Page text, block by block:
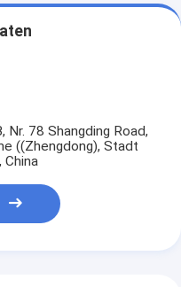
78 Shangding Road,
((Zhengdong), Stadt
China